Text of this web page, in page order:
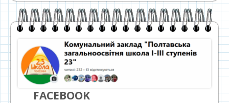
FACEBOOK